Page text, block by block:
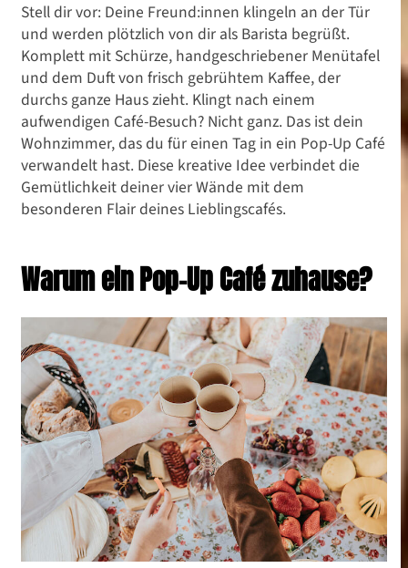
Stell dir vor: Deine Freund:innen klingeln an der Tür
und werden plötzlich von dir als Barista begrüßt.
Komplett mit Schürze, handgeschriebener Menütafel
und dem Duft von frisch gebrühtem Kaffee, der
durchs ganze Haus zieht. Klingt nach einem
aufwendigen Café-Besuch? Nicht ganz. Das ist dein
Wohnzimmer, das du für einen Tag in ein Pop-Up Café
verwandelt hast. Diese kreative Idee verbindet die
Gemütlichkeit deiner vier Wände mit dem
besonderen Flair deines Lieblingscafés.
Warum ein Pop-Up Café zuhause?